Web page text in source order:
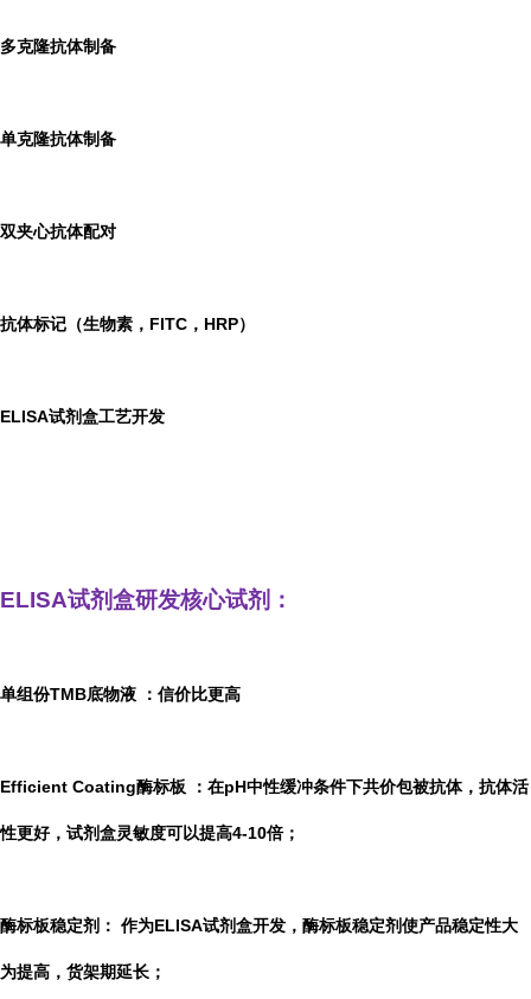
多克隆抗体制备
单克隆抗体制备
双夹心抗体配对
抗体标记（生物素，FITC，HRP）
ELISA试剂盒工艺开发
ELISA试剂盒研发核心试剂：
单组份TMB底物液 ：信价比更高
Efficient Coating酶标板 ：在pH中性缓冲条件下共价包被抗体，抗体活
性更好，试剂盒灵敏度可以提高4-10倍；
酶标板稳定剂： 作为ELISA试剂盒开发，酶标板稳定剂使产品稳定性大
为提高，货架期延长；